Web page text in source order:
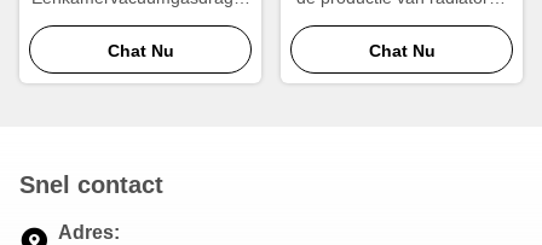
Aluminium soldeeroven
Energiebesparende snelle
cyclus
Chat Nu
en warmtewisselaars
Chat Nu
Snel contact
Adres: